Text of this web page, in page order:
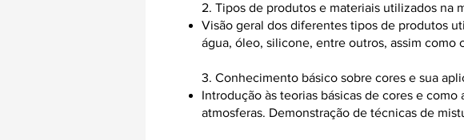
2. Tipos de produtos e materiais utilizados na
Visão geral dos diferentes tipos de produtos
água, óleo, silicone, entre outros, assim como
3. Conhecimento básico sobre cores e sua
Introdução às teorias básicas de cores e
atmosferas. Demonstração de técnicas de